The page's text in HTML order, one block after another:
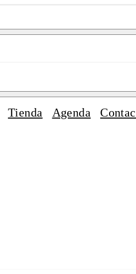
Tienda Agenda